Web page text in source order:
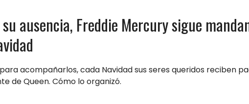
ausencia, Freddie Mercury sigue
acompañarlos, cada Navidad sus seres queridos reciben
de Queen. Cómo lo organizó.